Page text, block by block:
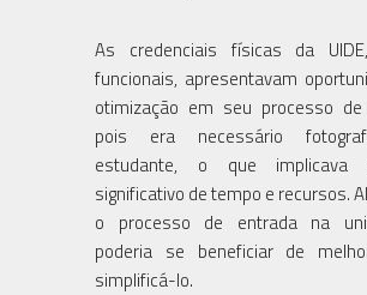
As credenciais físicas da
funcionais, apresentavam
otimização em seu processo
pois era necessário
estudante, o que
significativo de tempo e recursos.
o processo de entrada na
poderia se beneficiar de
simplificá-lo.